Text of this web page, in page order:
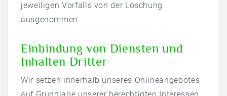
jeweiligen Vorfalls von der Löschung
ausgenommen.
Einbindung von Diensten und
Inhalten Dritter
Wir setzen innerhalb unseres Onlineangebotes